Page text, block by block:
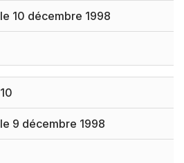
le 10 décembre 1998
10
le 9 décembre 1998